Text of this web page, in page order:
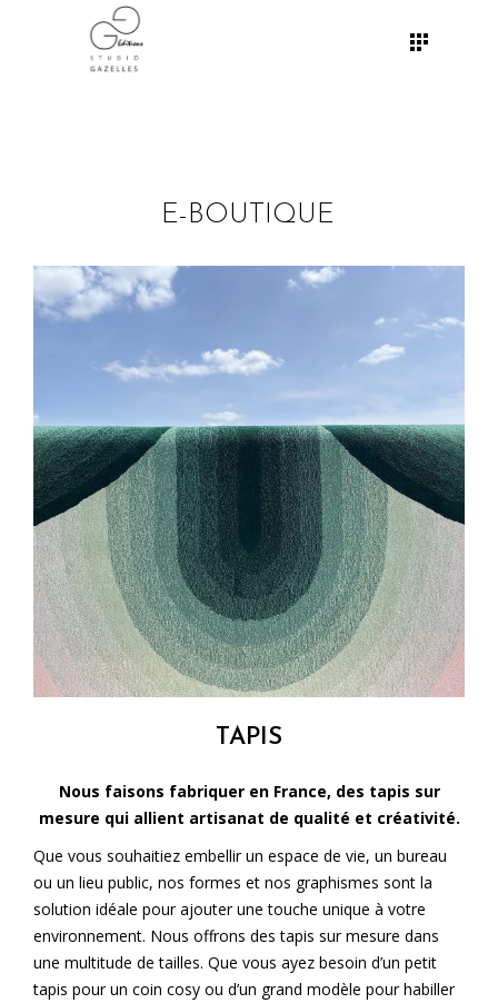
E-BOUTIQUE
TAPIS
Nous faisons fabriquer en France, des tapis sur
mesure qui allient artisanat de qualité et créativité.
Que vous souhaitiez embellir un espace de vie, un bureau
ou un lieu public, nos formes et nos graphismes sont la
solution idéale pour ajouter une touche unique à votre
environnement. Nous offrons des tapis sur mesure dans
une multitude de tailles. Que vous ayez besoin d’un petit
tapis pour un coin cosy ou d’un grand modèle pour habiller